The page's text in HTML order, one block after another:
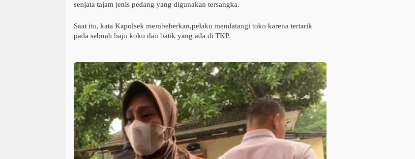
senjata tajam jenis pedang yang digunakan tersangka.
Saat itu, kata Kapolsek membeberkan,pelaku mendatangi toko karena tertarik
pada sebuah baju koko dan batik yang ada di TKP.